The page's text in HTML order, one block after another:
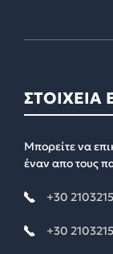
ΣΤΟΙΧΕΙΑ
Μπορείτε να
έναν απο τους
+30
+30